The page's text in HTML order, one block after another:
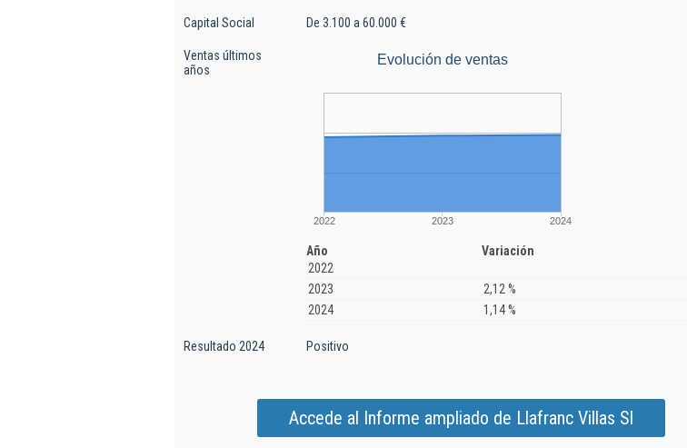
Capital Social De 3.100 a 60.000 €
Ventas últimos
años
Evolución de ventas
2022 2023 2024
Año
Variación
2022
2023
2,12 %
2024
1,14 %
Resultado 2024 Positivo
Accede al Informe ampliado de Llafranc Villas Sl